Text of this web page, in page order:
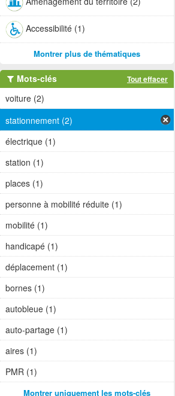
Accessibilité (1)
Montrer plus de thématiques
Mots-clés Tout effacer
voiture (2)
stationnement (2)
électrique (1)
station (1)
places (1)
personne à mobilité réduite (1)
mobilité (1)
handicapé (1)
déplacement (1)
bornes (1)
autobleue (1)
auto-partage (1)
aires (1)
PMR (1)
Montrer uniquement les mots-clés